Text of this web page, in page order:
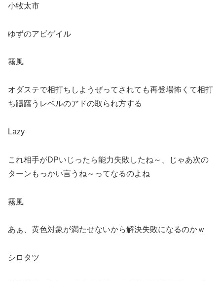
小牧太市
ゆずのアビゲイル
霧風
オダステで相打ちしようぜってされても再登場怖くて相打
ち躊躇うレベルのアドの取られ方する
Lazy
これ相手がDPいじったら能力失敗したね～、じゃあ次の
ターンもっかい言うね～ってなるのよね
霧風
あぁ、黄色対象が満たせないから解決失敗になるのかｗ
シロタツ